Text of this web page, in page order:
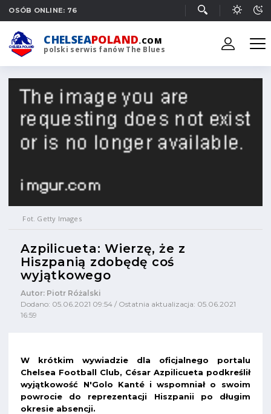
OSÓB ONLINE: 76
CHELSEAPOLAND.COM
polski serwis fanów The Blues
Fot. Getty Images
Azpilicueta: Wierzę, że z
Hiszpanią zdobędę coś
wyjątkowego
Autor: Piotr Różalski
Dodano: 05.06.2021 09:54 / Ostatnia aktualizacja: 05.06.2021
16:59
W krótkim wywiadzie dla oficjalnego portalu
Chelsea Football Club, César Azpilicueta podkreślił
wyjątkowość N'Golo Kanté i wspomniał o swoim
powrocie do reprezentacji Hiszpanii po długim
okresie absencji.